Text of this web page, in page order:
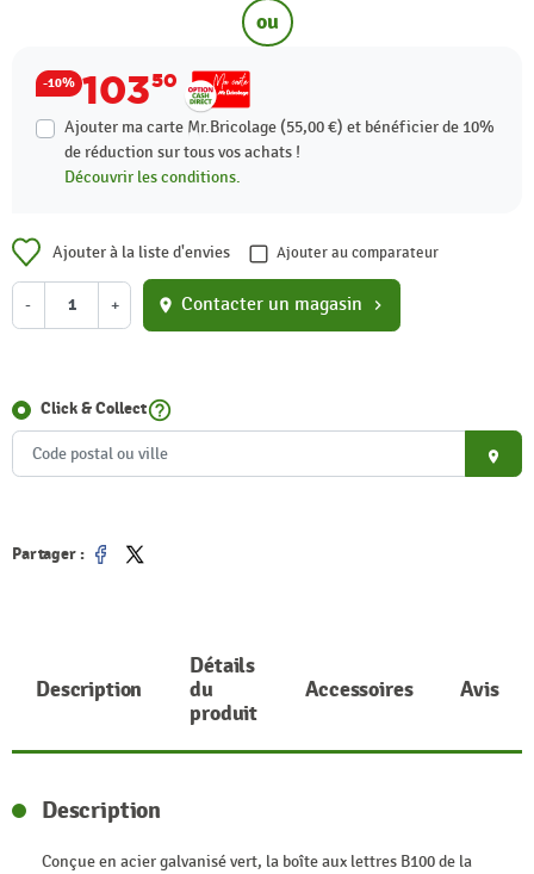
ou
-10% 10350
Ajouter ma carte Mr.Bricolage (55,00 €) et bénéficier de 10%
de réduction sur tous vos achats !
Découvrir les conditions.
Ajouter à la liste d'envies Ajouter au comparateur
- + location_on Contacter un magasin chevron_right
Click & Collecthelp_outline
place
Partager :
Partager
Tweet
Description
Détails
du
produit
Accessoires Avis
Description
Conçue en acier galvanisé vert, la boîte aux lettres B100 de la